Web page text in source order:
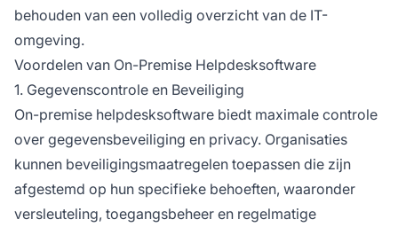
behouden van een volledig overzicht van de IT-
omgeving.
Voordelen van On-Premise Helpdesksoftware
1. Gegevenscontrole en Beveiliging
On-premise helpdesksoftware biedt maximale controle
over gegevensbeveiliging en privacy. Organisaties
kunnen beveiligingsmaatregelen toepassen die zijn
afgestemd op hun specifieke behoeften, waaronder
versleuteling, toegangsbeheer en regelmatige